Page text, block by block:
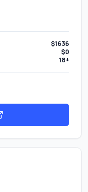
$1636
$0
18+